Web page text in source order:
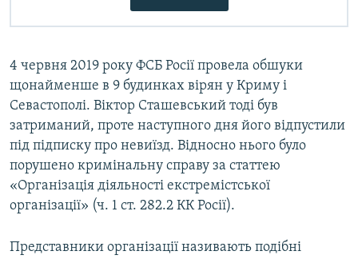
4 червня 2019 року ФСБ Росії провела обшуки
щонайменше в 9 будинках вірян у Криму і
Севастополі. Віктор Сташевський тоді був
затриманий, проте наступного дня його відпустили
під підписку про невиїзд. Відносно нього було
порушено кримінальну справу за статтею
«Організація діяльності екстремістської
організації» (ч. 1 ст. 282.2 КК Росії).
Представники організації називають подібні